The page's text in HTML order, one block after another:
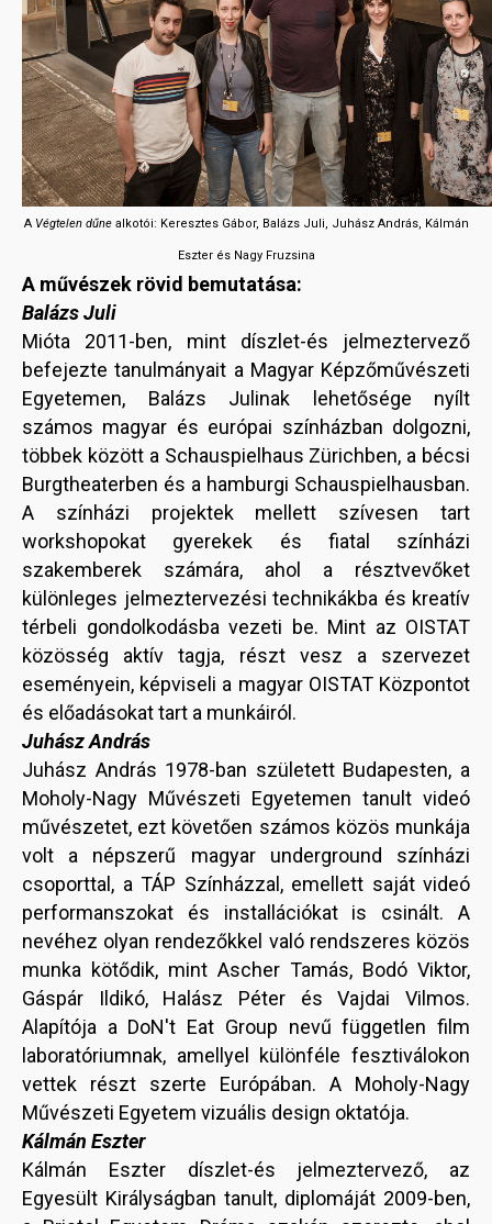
A Végtelen dűnealkotói: Keresztes Gábor, Balázs Juli, Juhász András, Kálmán
Eszter és Nagy Fruzsina
A művészek rövid bemutatása:
Balázs Juli
Mióta 2011-ben, mint díszlet-és jelmeztervező
befejezte tanulmányait a Magyar Képzőművészeti
Egyetemen, Balázs Julinak lehetősége nyílt
számos magyar és európai színházban dolgozni,
többek között a Schauspielhaus Zürichben, a bécsi
Burgtheaterben és a hamburgi Schauspielhausban.
A színházi projektek mellett szívesen tart
workshopokat gyerekek és fiatal színházi
szakemberek számára, ahol a résztvevőket
különleges jelmeztervezési technikákba és kreatív
térbeli gondolkodásba vezeti be. Mint az OISTAT
közösség aktív tagja, részt vesz a szervezet
eseményein, képviseli a magyar OISTAT Központot
és előadásokat tart a munkáiról.
Juhász András
Juhász András 1978-ban született Budapesten, a
Moholy-Nagy Művészeti Egyetemen tanult videó
művészetet, ezt követően számos közös munkája
volt a népszerű magyar underground színházi
csoporttal, a TÁP Színházzal, emellett saját videó
performanszokat és installációkat is csinált. A
nevéhez olyan rendezőkkel való rendszeres közös
munka kötődik, mint Ascher Tamás, Bodó Viktor,
Gáspár Ildikó, Halász Péter és Vajdai Vilmos.
Alapítója a DoN't Eat Group nevű független film
laboratóriumnak, amellyel különféle fesztiválokon
vettek részt szerte Európában. A Moholy-Nagy
Művészeti Egyetem vizuális design oktatója.
Kálmán Eszter
Kálmán Eszter díszlet-és jelmeztervező, az
Egyesült Királyságban tanult, diplomáját 2009-ben,